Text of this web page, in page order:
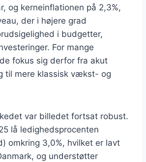
og kerneinflationen på 2,3%,
der i højere grad
i budgetter,
For mange
fokus sig derfor fra akut
til mere klassisk vækst- og
var billedet fortsat robust.
lå ledighedsprocenten
omkring 3,0%, hvilket er lavt
og understøtter